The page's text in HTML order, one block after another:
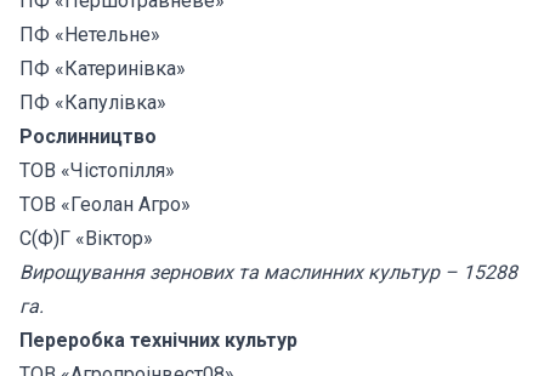
ПФ «Нетельне»
ПФ «Катеринівка»
ПФ «Капулівка»
Рослинництво
ТОВ «Чістопілля»
ТОВ «Геолан Агро»
С(Ф)Г «Віктор»
Вирощування зернових та маслинних культур – 15288
га.
Переробка технічних культур